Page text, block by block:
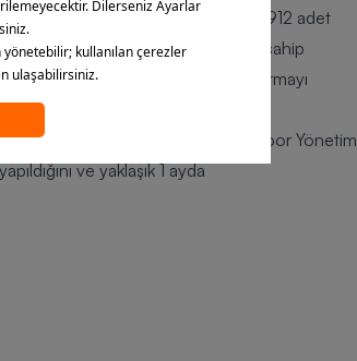
sayesinde forma sahipleri 1912 adet
Üretilen sembol rakamlara sahip
Selçuk Yaşar’a, 2 numaralı formayı
planlanmıştır.
toplantısında yapıldı. Barçın Spor Yönetim
ve yaklaşık 1 ayda